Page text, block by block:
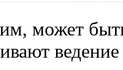
может